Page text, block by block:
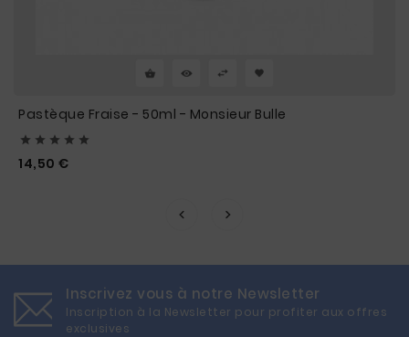
Pastèque Fraise - 50ml - Monsieur Bulle
    
14,50 €
Inscrivez vous à notre Newsletter
Inscription à la Newsletter pour profiter aux offres
exclusives